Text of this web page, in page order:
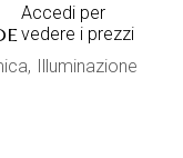
Accedi per
vedere i prezzi
Illuminazione